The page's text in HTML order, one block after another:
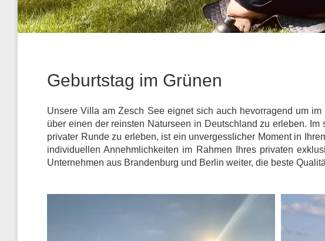
Geburtstag im Grünen
Unsere Villa am Zesch See eignet sich auch hevorragend um
über einen der reinsten Naturseen in Deutschland zu erleben.
privater Runde zu erleben, ist ein unvergesslicher Moment in
individuellen Annehmlichkeiten im Rahmen Ihres privaten
Unternehmen aus Brandenburg und Berlin weiter, die beste